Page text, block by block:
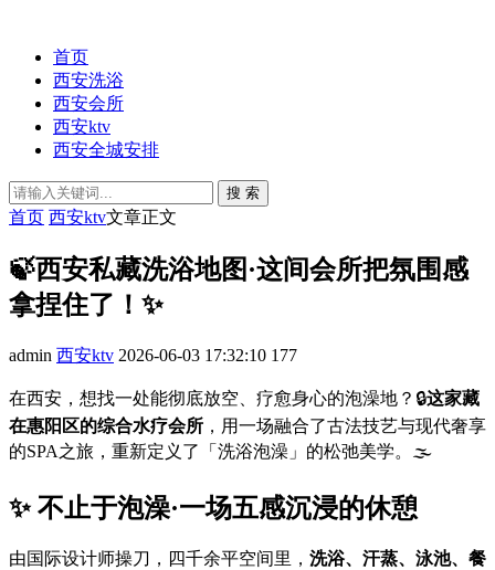
首页
西安洗浴
西安会所
西安ktv
西安全城安排
搜 索
首页 西安ktv文章正文
🍃西安私藏洗浴地图·这间会所把氛围感
拿捏住了！✨
admin 西安ktv 2026-06-03 17:32:10 177
在西安，想找一处能彻底放空、疗愈身心的泡澡地？🔒这家藏
在惠阳区的综合水疗会所 ，用一场融合了古法技艺与现代奢享
的SPA之旅，重新定义了「洗浴泡澡」的松弛美学。🌫️
✨ 不止于泡澡·一场五感沉浸的休憩
由国际设计师操刀，四千余平空间里， 洗浴、汗蒸、泳池、餐